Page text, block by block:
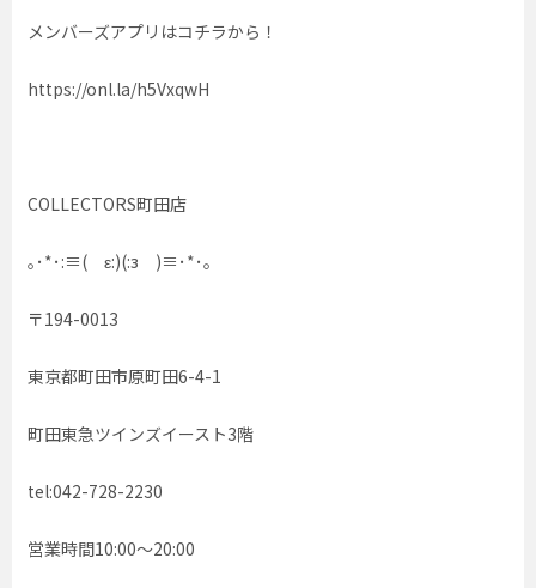
メンバーズアプリはコチラから！
https://onl.la/h5VxqwH
COLLECTORS町田店
｡･*･:≡( ε:)(:з )≡･*･｡
〒194-0013
東京都町田市原町田6-4-1
町田東急ツインズイースト3階
tel:042-728-2230
営業時間10:00〜20:00